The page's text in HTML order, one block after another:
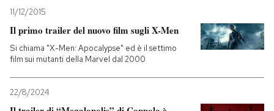
CALENDARIO
AREA PERSONALE
Entra
11/12/2015
Il primo trailer del nuovo film sugli X-Men
Si chiama "X-Men: Apocalypse" ed è il settimo
film sui mutanti della Marvel dal 2000
22/8/2024